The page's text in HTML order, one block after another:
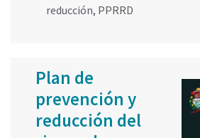
reducción, PPRRD
Plan de
prevención y
reducción del